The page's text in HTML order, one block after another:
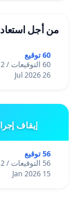
من أجل
60 توقيع
60 التوقيعات / 12 أشهر
26 Jul 2026
إيقاف
56 توقيع
56 التوقيعات / 12 أشهر
15 Jan 2026